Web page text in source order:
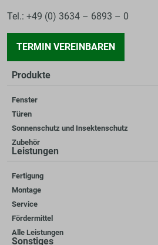
Tel.: +49 (0) 3634 – 6893 – 0
TERMIN VEREINBAREN
Produkte
Fenster
Türen
Sonnenschutz und Insektenschutz
Zubehör
Leistungen
Fertigung
Montage
Service
Fördermittel
Alle Leistungen
Sonstiges